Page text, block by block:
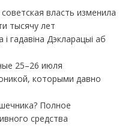
власть изменила
тысячу лет
гадавіна Дэкларацыі аб
25–26 июля
которыми давно
Полное
средства